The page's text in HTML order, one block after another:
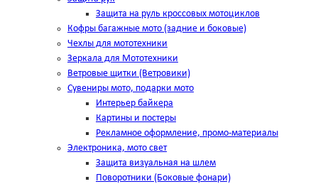
Защита на руль кроссовых мотоциклов
Кофры багажные мото (задние и боковые)
Чехлы для мототехники
Зеркала для Мототехники
Ветровые щитки (Ветровики)
Сувениры мото, подарки мото
Интерьер байкера
Картины и постеры
Рекламное оформление, промо-материалы
Электроника, мото свет
Защита визуальная на шлем
Поворотники (Боковые фонари)